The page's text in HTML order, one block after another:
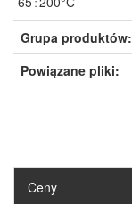
Grupa produktów:
Powiązane pliki:
Ceny